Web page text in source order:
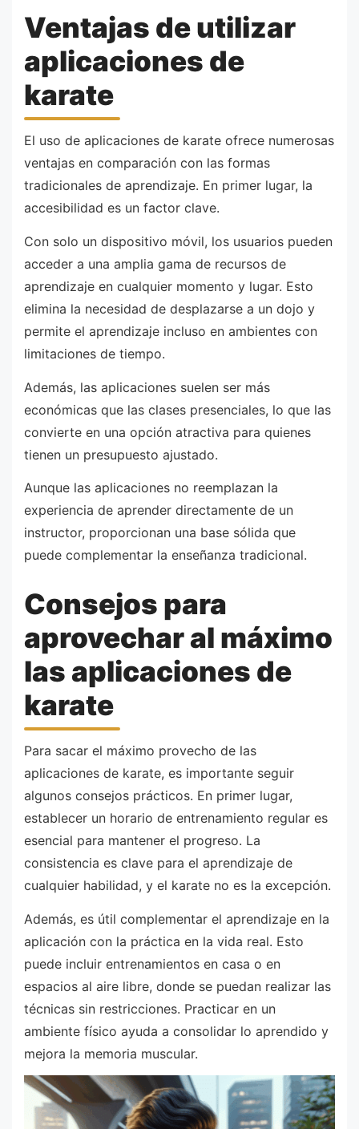
Ventajas de utilizar
aplicaciones de
karate
El uso de aplicaciones de karate ofrece numerosas
ventajas en comparación con las formas
tradicionales de aprendizaje. En primer lugar, la
accesibilidad es un factor clave.
Con solo un dispositivo móvil, los usuarios pueden
acceder a una amplia gama de recursos de
aprendizaje en cualquier momento y lugar. Esto
elimina la necesidad de desplazarse a un dojo y
permite el aprendizaje incluso en ambientes con
limitaciones de tiempo.
Además, las aplicaciones suelen ser más
económicas que las clases presenciales, lo que las
convierte en una opción atractiva para quienes
tienen un presupuesto ajustado.
Aunque las aplicaciones no reemplazan la
experiencia de aprender directamente de un
instructor, proporcionan una base sólida que
puede complementar la enseñanza tradicional.
Consejos para
aprovechar al máximo
las aplicaciones de
karate
Para sacar el máximo provecho de las
aplicaciones de karate, es importante seguir
algunos consejos prácticos. En primer lugar,
establecer un horario de entrenamiento regular es
esencial para mantener el progreso. La
consistencia es clave para el aprendizaje de
cualquier habilidad, y el karate no es la excepción.
Además, es útil complementar el aprendizaje en la
aplicación con la práctica en la vida real. Esto
puede incluir entrenamientos en casa o en
espacios al aire libre, donde se puedan realizar las
técnicas sin restricciones. Practicar en un
ambiente físico ayuda a consolidar lo aprendido y
mejora la memoria muscular.